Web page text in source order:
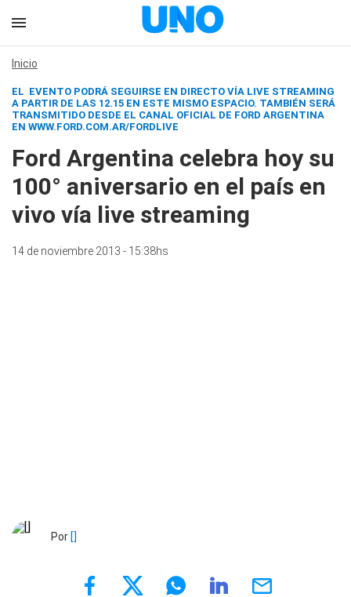
Inicio
EL EVENTO PODRÁ SEGUIRSE EN DIRECTO VÍA LIVE STREAMING
A PARTIR DE LAS 12.15 EN ESTE MISMO ESPACIO. TAMBIÉN SERÁ
TRANSMITIDO DESDE EL CANAL OFICIAL DE FORD ARGENTINA
EN WWW.FORD.COM.AR/FORDLIVE
Ford Argentina celebra hoy su
100° aniversario en el país en
vivo vía live streaming
14 de noviembre 2013 - 15:38hs
Por []